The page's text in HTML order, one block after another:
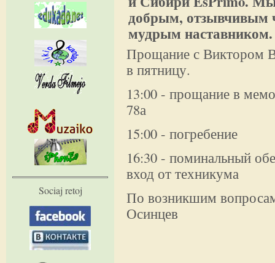
добрым, отзывчивым
мудрым наставником.
Прощание с Виктором
в пятницу.
13:00 - прощание в
78а
15:00 - погребение
16:30 - поминальный
вход от техникума
По возникшим
Осинцев
Sociaj retoj